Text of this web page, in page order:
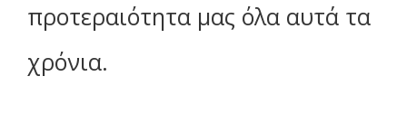
προτεραιότητα μας όλα αυτά τα
χρόνια.